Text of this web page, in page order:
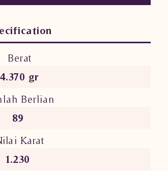
Berat
4.370 gr
Berlian
89
Karat
1.230